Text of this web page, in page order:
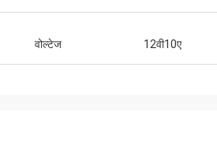
वोल्टेज 12वी10ए